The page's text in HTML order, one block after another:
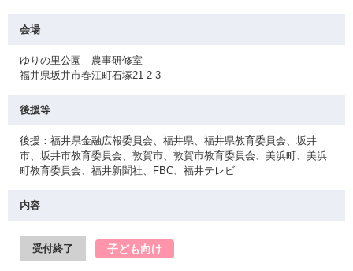
会場
ゆりの里公園 農事研修室
福井県坂井市春江町石塚21‐2‐3
後援等
後援：福井県金融広報委員会、福井県、福井県教育委員会、坂井
市、坂井市教育委員会、敦賀市、敦賀市教育委員会、美浜町、美浜
町教育委員会、福井新聞社、FBC、福井テレビ
内容
受付終了 子ども向け